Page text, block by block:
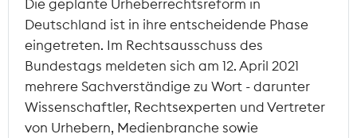
Die geplante Urheberrechtsreform in
Deutschland ist in ihre entscheidende Phase
eingetreten. Im Rechtsausschuss des
Bundestags meldeten sich am 12. April 2021
mehrere Sachverständige zu Wort - darunter
Wissenschaftler, Rechtsexperten und Vertreter
von Urhebern, Medienbranche sowie